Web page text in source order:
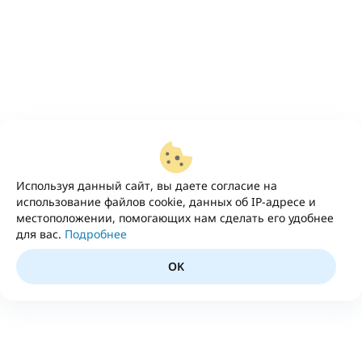
Используя данный сайт, вы даете согласие на
использование файлов cookie, данных об IP-адресе и
местоположении, помогающих нам сделать его удобнее
для вас. Подробнее
OK